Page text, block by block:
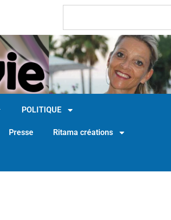
POLITIQUE
Presse Ritama créations